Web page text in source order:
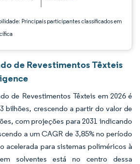
Principais participantes classificados em
de Revestimentos Têxteis
de Revestimentos Têxteis em 2026 é
bilhões, crescendo a partir do valor de
com projeções para 2031 indicando
a um CAGR de 3,85% no período
acelerada para sistemas poliméricos à
solventes está no centro dessa